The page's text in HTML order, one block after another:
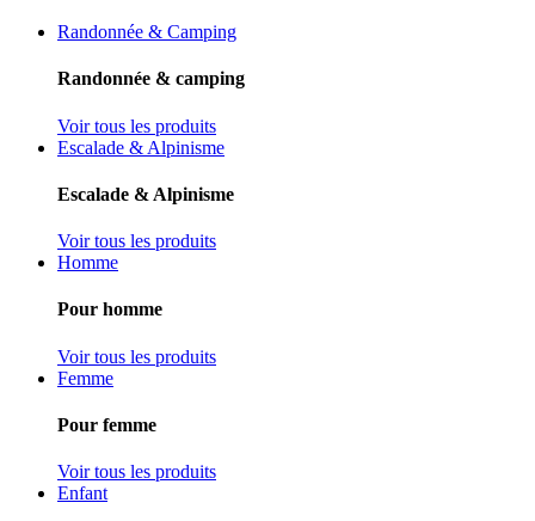
Randonnée & Camping
Randonnée & camping
Voir tous les produits
Escalade & Alpinisme
Escalade & Alpinisme
Voir tous les produits
Homme
Pour homme
Voir tous les produits
Femme
Pour femme
Voir tous les produits
Enfant